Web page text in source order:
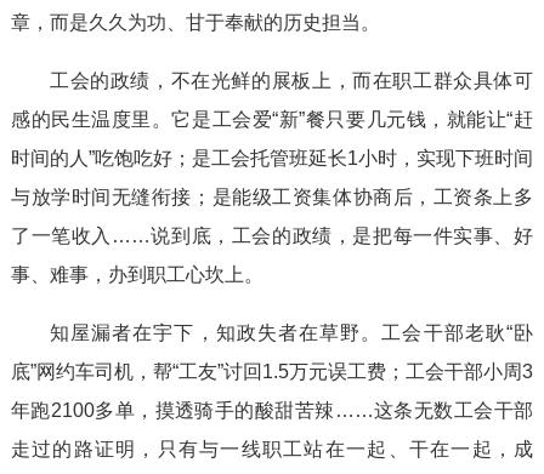
章，而是久久为功、甘于奉献的历史担当。
工会的政绩，不在光鲜的展板上，而在职工群众具体可
感的民生温度里。它是工会爱“新”餐只要几元钱，就能让“赶
时间的人”吃饱吃好；是工会托管班延长1小时，实现下班时间
与放学时间无缝衔接；是能级工资集体协商后，工资条上多
了一笔收入……说到底，工会的政绩，是把每一件实事、好
事、难事，办到职工心坎上。
知屋漏者在宇下，知政失者在草野。工会干部老耿“卧
底”网约车司机，帮“工友”讨回1.5万元误工费；工会干部小周3
年跑2100多单，摸透骑手的酸甜苦辣……这条无数工会干部
走过的路证明，只有与一线职工站在一起、干在一起，成